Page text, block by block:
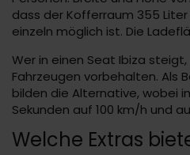
dass der Kofferraum 355
einzeln möglich ist. Die
Wer in einen Seat Ibiza
Fahrzeugen vorbehalten. Als
bilden die Alternative, wobei
Sekunden auf 100 km/h und
Welche Extras